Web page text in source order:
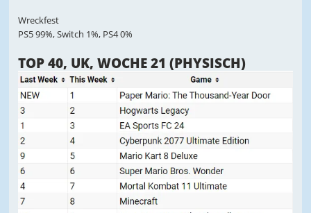
Wreckfest
PS5 99%, Switch 1%, PS4 0%
TOP 40, UK, WOCHE 21 (PHYSISCH)